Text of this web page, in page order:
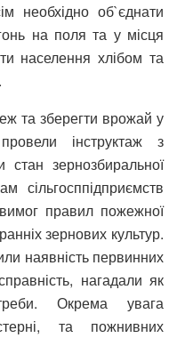
необхідно об`єднати
на поля та у місця
населення хлібом та
та зберегти врожай у
інструктаж з
стан зернозбиральної
сільгосппідприємств
правил пожежної
зернових культур.
наявність первинних
нагадали як
Окрема увага
та пожнивних